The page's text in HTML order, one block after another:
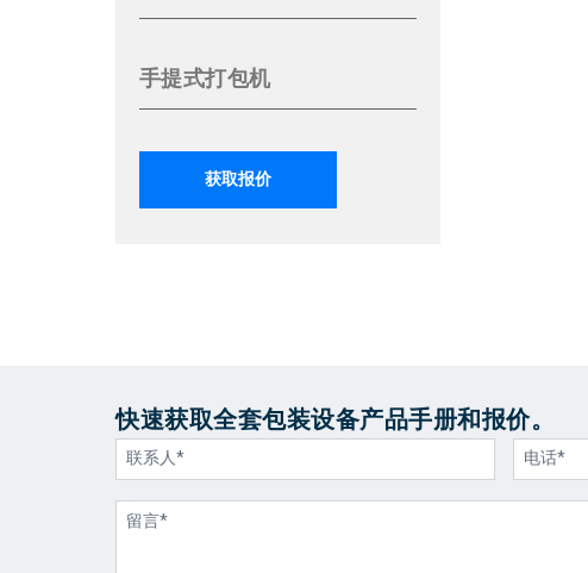
手提式打包机
获取报价
快速获取全套包装设备产品手册和报价。